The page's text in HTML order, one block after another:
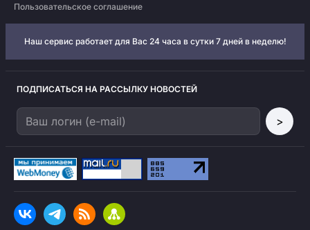
Пользовательское соглашение
Наш сервис работает для Вас 24 часа в сутки 7 дней в неделю!
ПОДПИСАТЬСЯ НА РАССЫЛКУ НОВОСТЕЙ